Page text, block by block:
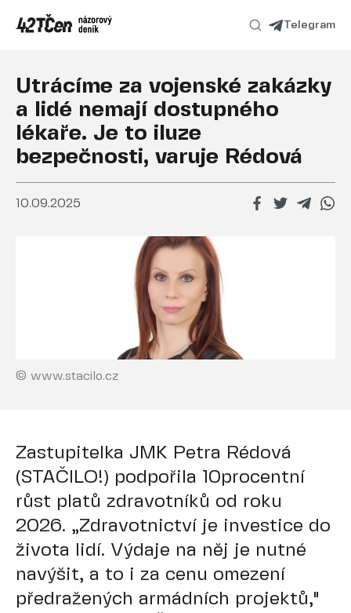
Telegram
Utrácíme za vojenské zakázky
a lidé nemají dostupného
lékaře. Je to iluze
bezpečnosti, varuje Rédová
10.09.2025
© www.stacilo.cz
Zastupitelka JMK Petra Rédová
(STAČILO!) podpořila 10procentní
růst platů zdravotníků od roku
2026. „Zdravotnictví je investice do
života lidí. Výdaje na něj je nutné
navýšit, a to i za cenu omezení
předražených armádních projektů,"